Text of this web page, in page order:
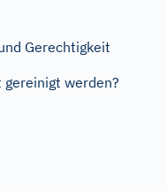
Gerechtigkeit
werden?